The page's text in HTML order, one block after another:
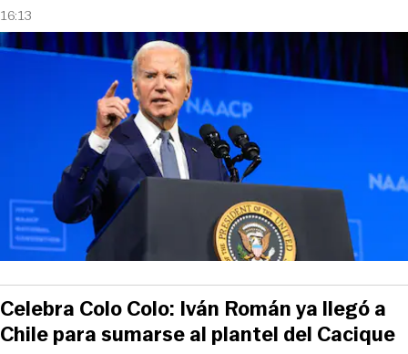
16:13
Celebra Colo Colo: Iván Román ya llegó a
Chile para sumarse al plantel del Cacique